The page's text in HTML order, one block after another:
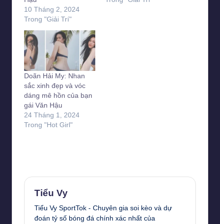
10 Tháng 2, 2024
Trong "Giải Trí"
Doãn Hải My: Nhan
sắc xinh đẹp và vóc
dáng mê hồn của bạn
gái Văn Hậu
24 Tháng 1, 2024
Trong "Hot Girl"
Tiểu Vy
Tiểu Vy SportTok - Chuyên gia soi kèo và dự
đoán tỷ số bóng đá chính xác nhất của